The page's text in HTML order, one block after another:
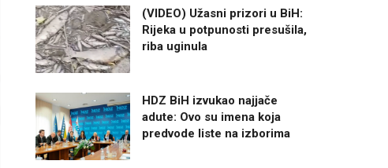
(VIDEO) Užasni prizori u BiH:
Rijeka u potpunosti presušila,
riba uginula
HDZ BiH izvukao najjače
adute: Ovo su imena koja
predvode liste na izborima